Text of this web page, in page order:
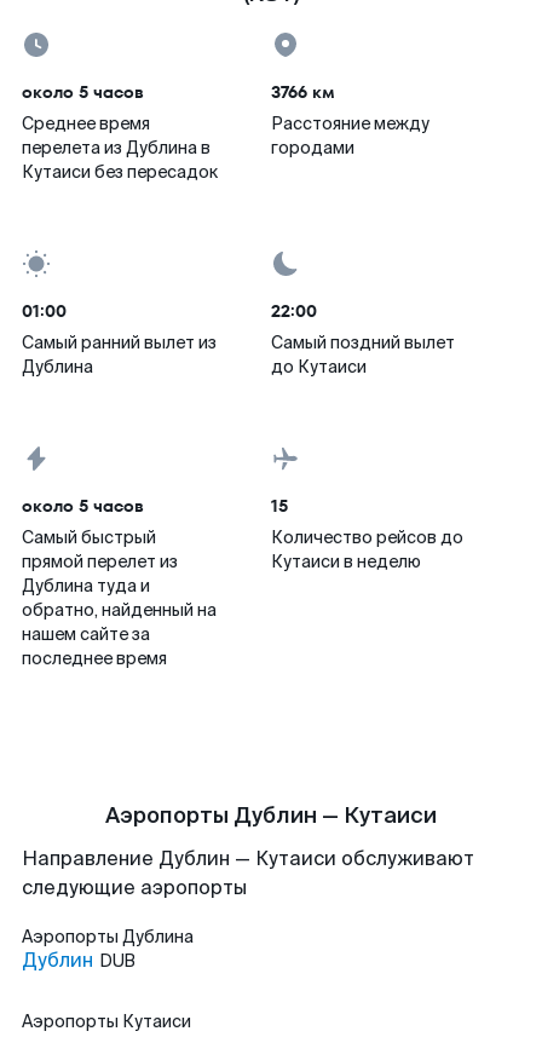
около 5 часов
Среднее время
перелета из Дублина в
Кутаиси без пересадок
3766 км
Расстояние между
городами
01:00
Самый ранний вылет из
Дублина
22:00
Самый поздний вылет
до Кутаиси
около 5 часов
Самый быстрый
прямой перелет из
Дублина туда и
обратно, найденный на
нашем сайте за
последнее время
15
Количество рейсов до
Кутаиси в неделю
Аэропорты Дублин — Кутаиси
Направление Дублин — Кутаиси обслуживают
следующие аэропорты
Аэропорты Дублина
Дублин DUB
Аэропорты Кутаиси